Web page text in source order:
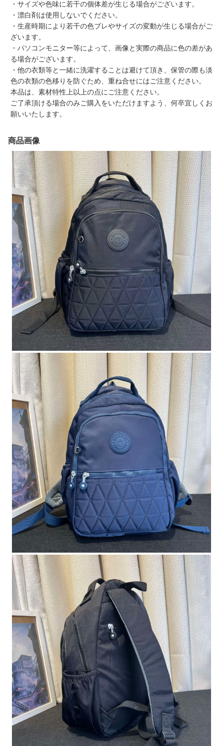
・サイズや色味に若干の個体差が生じる場合がございます。
・漂白剤は使用しないでください。
・生産時期により若干の色ブレやサイズの変動が生じる場合がご
ざいます。
・パソコンモニター等によって、画像と実際の商品に色の差があ
る場合がございます。
・他の衣類等と一緒に洗濯することは避けて頂き、保管の際も淡
色の衣類の色移りを防ぐため、重ね合せにはご注意ください。
本品は、素材特性上以上の点にご注意ください。
ご了承頂ける場合のみご購入をいただけますよう、何卒宜しくお
願いいたします。
商品画像